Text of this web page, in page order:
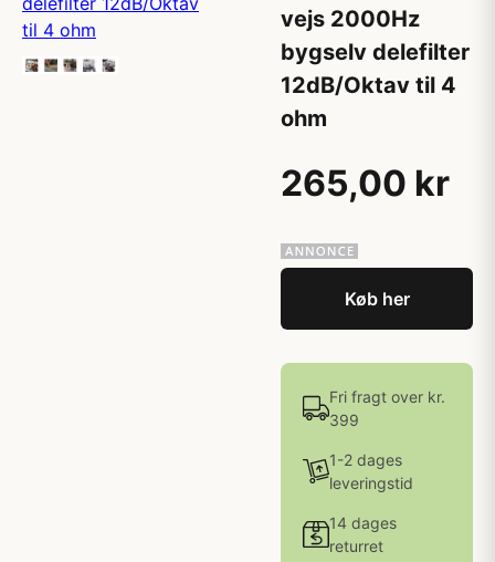
vejs 2000Hz
bygselv delefilter
12dB/Oktav til 4
ohm
265,00 kr
Køb her
Fri fragt over kr.
399
1-2 dages
leveringstid
14 dages
returret